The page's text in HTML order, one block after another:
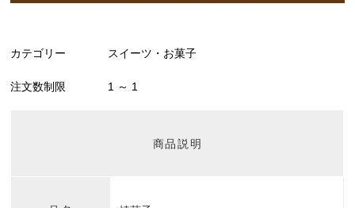
カテゴリー スイーツ・お菓子
注文数制限 1 ～ 1
商品説明